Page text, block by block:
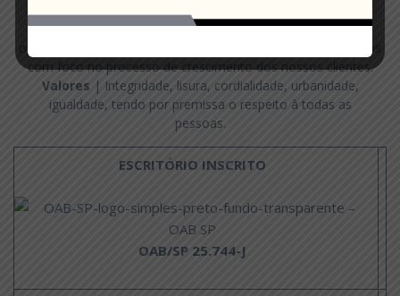
forma de transformação social.
Visão| Ser um escritório referência de jovens advogados
com foco no processo de crescimento dos nossos clientes.
Valores | Integridade, lisura, cordialidade, urbanidade,
igualdade, tendo por premissa o respeito à todas as
pessoas.
ESCRITÓRIO INSCRITO
OAB/SP 25.744-J